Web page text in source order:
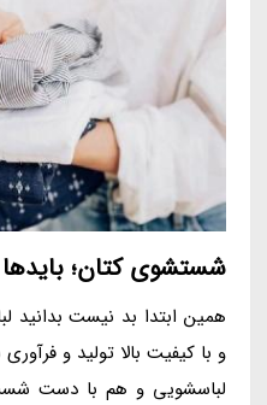
شستشوی کتان؛ بایدها
همین ابتدا بد نیست بدانید
و با کیفیت بالا تولید و
لباسشویی و هم با دست